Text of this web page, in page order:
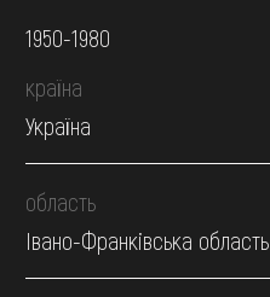
1950-1980
країна
Україна
область
Івано-Франківська область